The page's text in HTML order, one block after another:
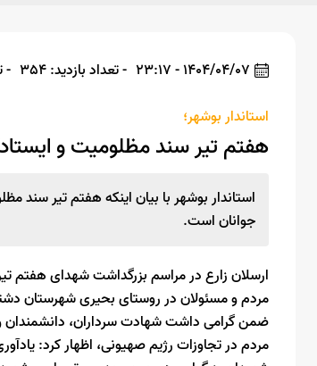
1404/04/07 - 23:17 - تعداد بازدید: 354 -
استاندار بوشهر؛
هفتم تیر سند مظلومیت و
استاندار بوشهر با بیان اینکه هفتم تیر سند
جوانان است.
ارسلان زارع در مراسم بزرگداشت شهدای هفتم
مردم و مسئولان در روستای بحیری شهرستان
ضمن گرامی داشت شهادت سرداران، دانشمندان
مردم در تجاوزات رژیم صهیونی، اظهار کرد: